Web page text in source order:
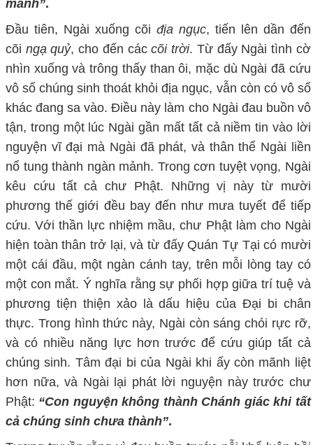
mảnh”.
Đầu tiên, Ngài xuống cõi địa ngục, tiến lên dần đến
cõi ngạ quỷ, cho đến cáccõi trời. Từ đấy Ngài tình cờ
nhìn xuống và trông thấy than ôi, mặc dù Ngài đã cứu
vô số chúng sinh thoát khỏi địa ngục, vẫn còn có vô số
khác đang sa vào. Điều này làm cho Ngài đau buồn vô
tận, trong một lúc Ngài gần mất tất cả niềm tin vào lời
nguyện vĩ đại mà Ngài đã phát, và thân thể Ngài liền
nổ tung thành ngàn mảnh. Trong cơn tuyệt vọng, Ngài
kêu cứu tất cả chư Phật. Những vị này từ mười
phương thế giới đều bay đến như mưa tuyết để tiếp
cứu. Với thần lực nhiệm mầu, chư Phật làm cho Ngài
hiện toàn thân trở lại, và từ đấy Quán Tự Tại có mười
một cái đầu, một ngàn cánh tay, trên mỗi lòng tay có
một con mắt. Ý nghĩa rằng sự phối hợp giữa trí tuệ và
phương tiện thiện xảo là dấu hiệu của Đại bi chân
thực. Trong hình thức này, Ngài còn sáng chói rực rỡ,
và có nhiều năng lực hơn trước để cứu giúp tất cả
chúng sinh. Tâm đại bi của Ngài khi ấy còn mãnh liệt
hơn nữa, và Ngài lại phát lời nguyện này trước chư
Phật: “Con nguyện không thành Chánh giác khi tất
cả chúng sinh chưa thành”.